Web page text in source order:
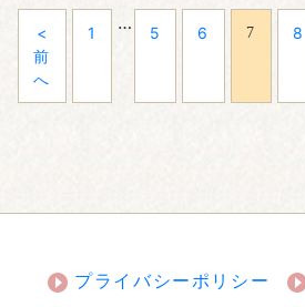
<
前
へ
1 … 5 6 7 8
プライバシーポリシー